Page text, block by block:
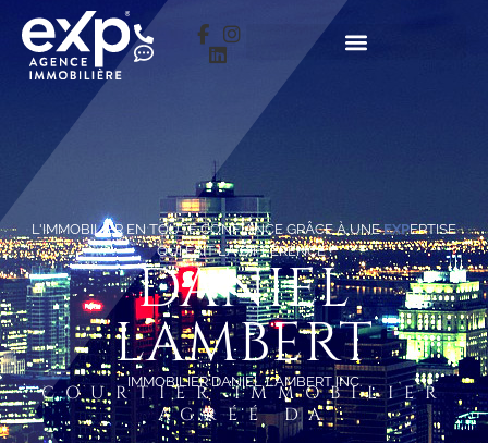
L'IMMOBILIER EN TOUTE CONFIANCE GRÂCE À UNEEXPERTISE
QUI FAIT LA DIFFÉRENCE !
DANIEL
LAMBERT
IMMOBILIER DANIEL LAMBERT INC.
COURTIER IMMOBILIER
AGRÉÉ DA